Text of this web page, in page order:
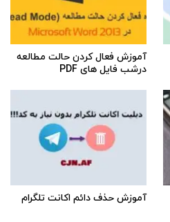
آموزش فعال کردن حالت مطالعه
درشب فایل های PDF
آموزش حذف دائم اکانت تلگرام